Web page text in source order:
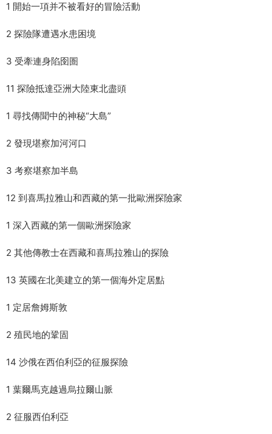
1 開始一項并不被看好的冒險活動
2 探險隊遭遇水患困境
3 受牽連身陷囹圄
11 探險抵達亞洲大陸東北盡頭
1 尋找傳聞中的神秘“大島”
2 發現堪察加河河口
3 考察堪察加半島
12 到喜馬拉雅山和西藏的第一批歐洲探險家
1 深入西藏的第一個歐洲探險家
2 其他傳教士在西藏和喜馬拉雅山的探險
13 英國在北美建立的第一個海外定居點
1 定居詹姆斯敦
2 殖民地的鞏固
14 沙俄在西伯利亞的征服探險
1 葉爾馬克越過烏拉爾山脈
2 征服西伯利亞